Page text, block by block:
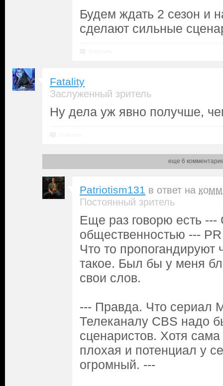
Будем ждать 2 сезон и
сделают сильные
Fatality
Заслуженный зритель
Ну дела уж явно получше,
еще 6
Patriotism131 в ответ на
Постоянный зритель
Еще раз говорю есть ---
общественностью ---
Что то пропогандируют
такое. Был бы у меня
свои слов.
--- Правда. Что сериал
Телеканалу CBS надо
сценаристов. Хотя
плохая и потенциал у
огромный. ---